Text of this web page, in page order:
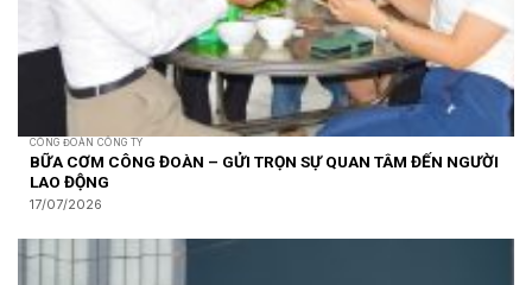
CÔNG ĐOÀN CÔNG TY
BỮA CƠM CÔNG ĐOÀN – GỬI TRỌN SỰ QUAN TÂM ĐẾN NGƯỜI
LAO ĐỘNG
17/07/2026